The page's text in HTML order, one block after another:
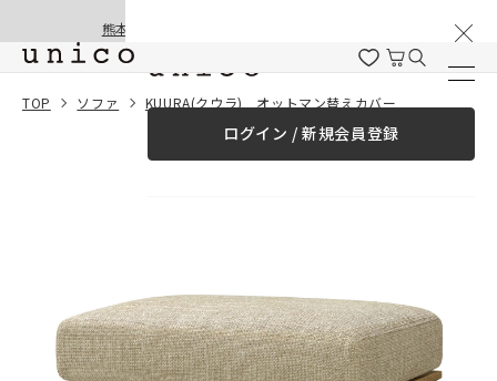
熊本地震の影響による配送遅延と停止について
ログイン / 新規会員登録
家具
カーテン
TOP ソファ KUURA(クウラ) オットマン替えカバー
一緒に購入する